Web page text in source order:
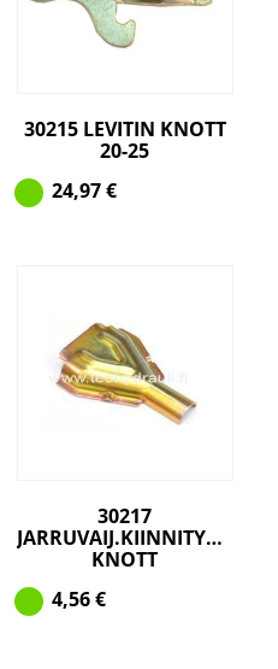
30215 LEVITIN KNOTT
20-25
24,97€
30217
JARRUVAIJ.KIINNITYSPELTI
KNOTT
4,56€